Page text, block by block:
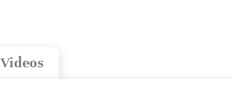
Videos